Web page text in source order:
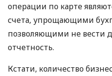
операции по карте
счета, упрощающими
позволяющими не вести
отчетность.
Кстати, количество